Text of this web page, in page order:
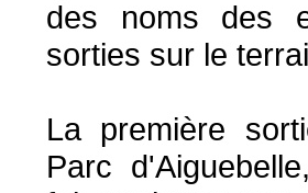
des noms des
sorties sur le
La première
Parc